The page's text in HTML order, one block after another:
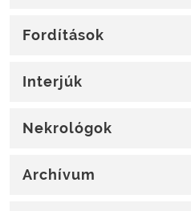
Fordítások
Interjúk
Nekrológok
Archívum